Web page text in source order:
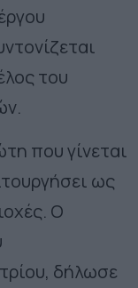
του
που γίνεται
ως
Ο
δήλωσε